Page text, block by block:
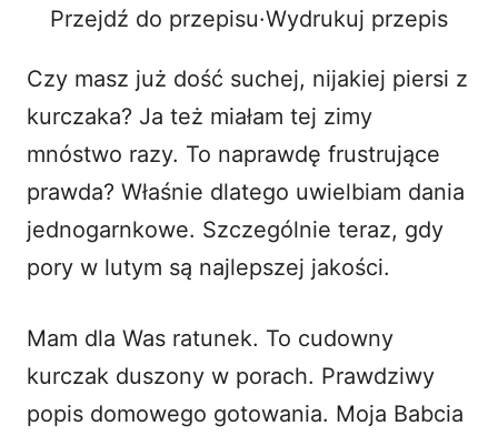
o
Przejdź do przepisu·Wydrukuj przepis
Czy masz już dość suchej, nijakiej piersi z
kurczaka? Ja też miałam tej zimy
mnóstwo razy. To naprawdę frustrujące
prawda? Właśnie dlatego uwielbiam dania
jednogarnkowe. Szczególnie teraz, gdy
pory w lutym są najlepszej jakości.
Mam dla Was ratunek. To cudowny
kurczak duszony w porach. Prawdziwy
popis domowego gotowania. Moja Babcia